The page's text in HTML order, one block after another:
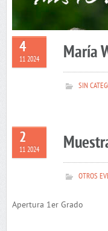
4
11 2024 María
SIN
2
11 2024
OTROS
Apertura 1er Grado